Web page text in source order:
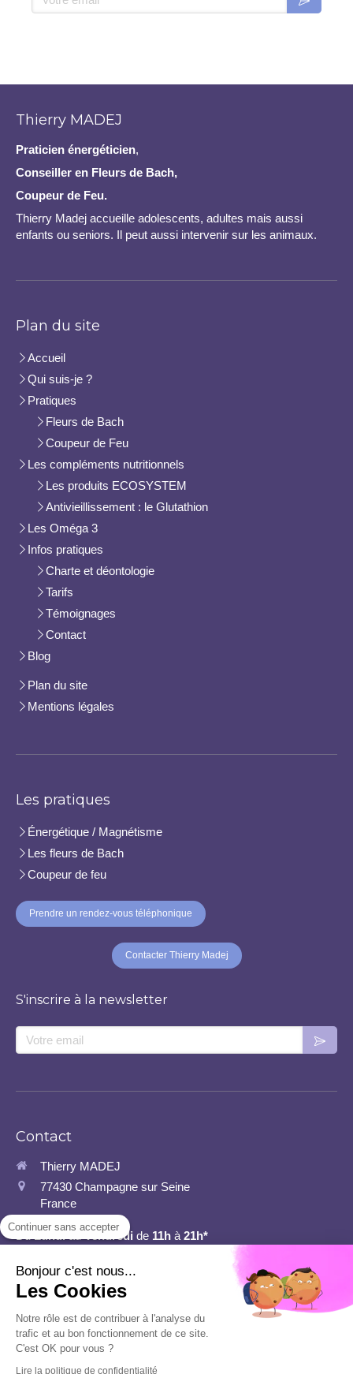
Thierry MADEJ
Praticien énergéticien,
Conseiller en Fleurs de Bach,
Coupeur de Feu.
Thierry Madej accueille adolescents, adultes mais aussi
enfants ou seniors. Il peut aussi intervenir sur les animaux.
Plan du site
Accueil
Qui suis-je ?
Pratiques
Fleurs de Bach
Coupeur de Feu
Les compléments nutritionnels
Les produits ECOSYSTEM
Antivieillissement : le Glutathion
Les Oméga 3
Infos pratiques
Charte et déontologie
Tarifs
Témoignages
Contact
Blog
Plan du site
Mentions légales
Les pratiques
Énergétique / Magnétisme
Les fleurs de Bach
Coupeur de feu
Prendre un rendez-vous téléphonique
Contacter Thierry Madej
S'inscrire à la newsletter
Votre email
Contact
Thierry MADEJ
77430 Champagne sur Seine
France
Vendredi de 11h à 21h*
*J'adapte mes heures et jours de repos au fur et à mesure des RDV pris.
Ce site ne fait pas partie du site Facebook ou Facebook Inc. En outre, ce site n'est
en aucun cas approuvé par Facebook. FACEBOOK est une marque déposée de
FACEBOOK, Inc.
Continuer sans accepter
Bonjour c'est nous...
Les Cookies
Notre rôle est de contribuer à l'analyse du
trafic et au bon fonctionnement de ce site.
C'est OK pour vous ?
Lire la politique de confidentialité